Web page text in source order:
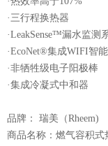
·三行程换热器
·LeakSense™漏水监测
·EcoNet®集成WIFI智
·非牺牲级电子阳极棒
·集成冷凝式中和器
品牌： 瑞美（Rheem)
商品名称：燃气容积式